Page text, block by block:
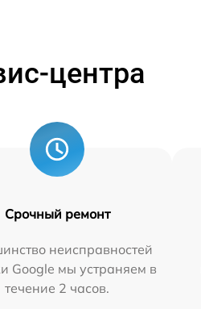
центра
Срочный ремонт
неисправностей
Google мы устраняем в
течение 2 часов.